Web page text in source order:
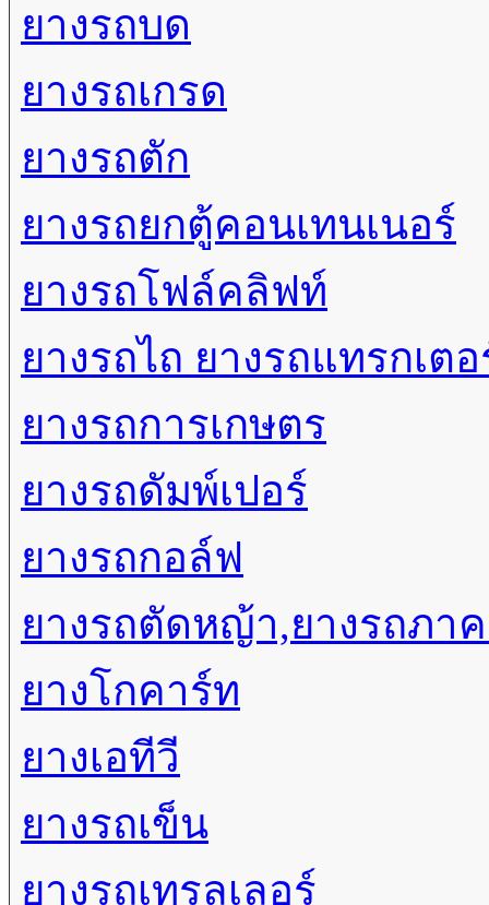
ยางรถบด
ยางรถเกรด
ยางรถตัก
ยางรถยกตู้คอนเทนเนอร์
ยางรถโฟล์คลิฟท์
ยางรถไถ ยางรถแทรกเตอ
ยางรถการเกษตร
ยางรถดัมพ์เปอร์
ยางรถกอล์ฟ
ยางรถตัดหญ้า,ยางรถภา
ยางโกคาร์ท
ยางเอทีวี
ยางรถเข็น
ยางรถเทรลเลอร์